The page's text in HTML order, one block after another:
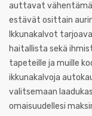
auttavat
estävät osittain
Ikkunakalvot
haitallista sekä
tapeteille ja muille
ikkunakalvoja
valitsemaan
omaisuudellesi